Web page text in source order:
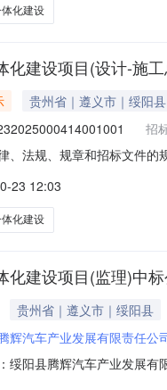
化建设
化建设项目(设计-施
贵州省｜遵义市｜绥阳县
招
、法规、规章和招标文件
筑工程施工总承包壹级；
23 12:03
化建设
化建设项目(监理)中
贵州省｜遵义市｜绥阳县
辉汽车产业发展有限责任公
绥阳县腾辉汽车产业发展有